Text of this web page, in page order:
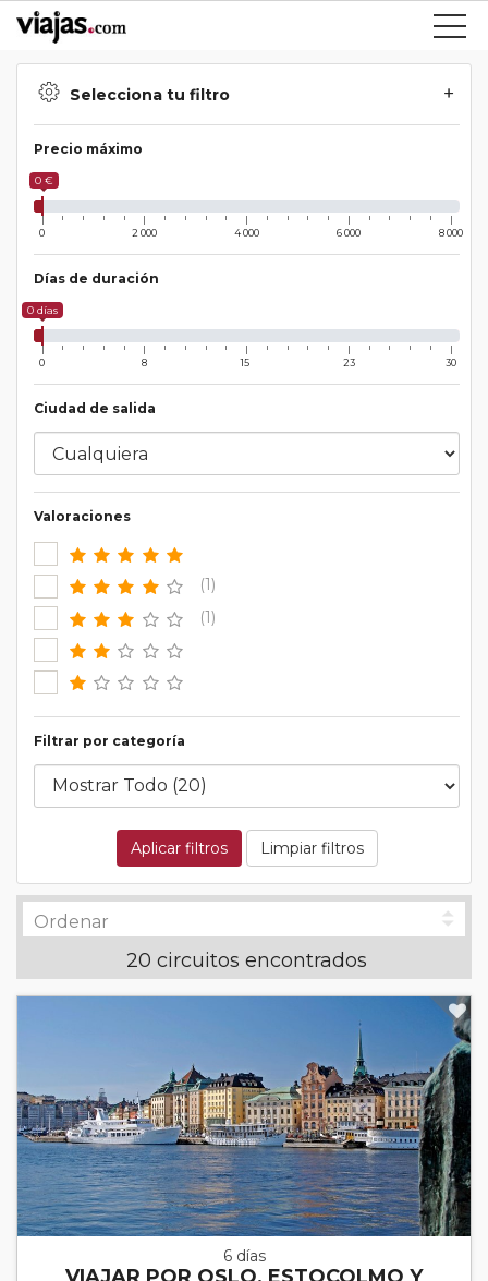
Selecciona tu filtro
Precio máximo
0 €
0 2 000 4 000 6 000 8 000
Días de duración
0 días
0 8 15 23 30
Ciudad de salida
Valoraciones
(1)
(1)
Filtrar por categoría
Aplicar filtros Limpiar filtros
20 circuitos encontrados
6 días